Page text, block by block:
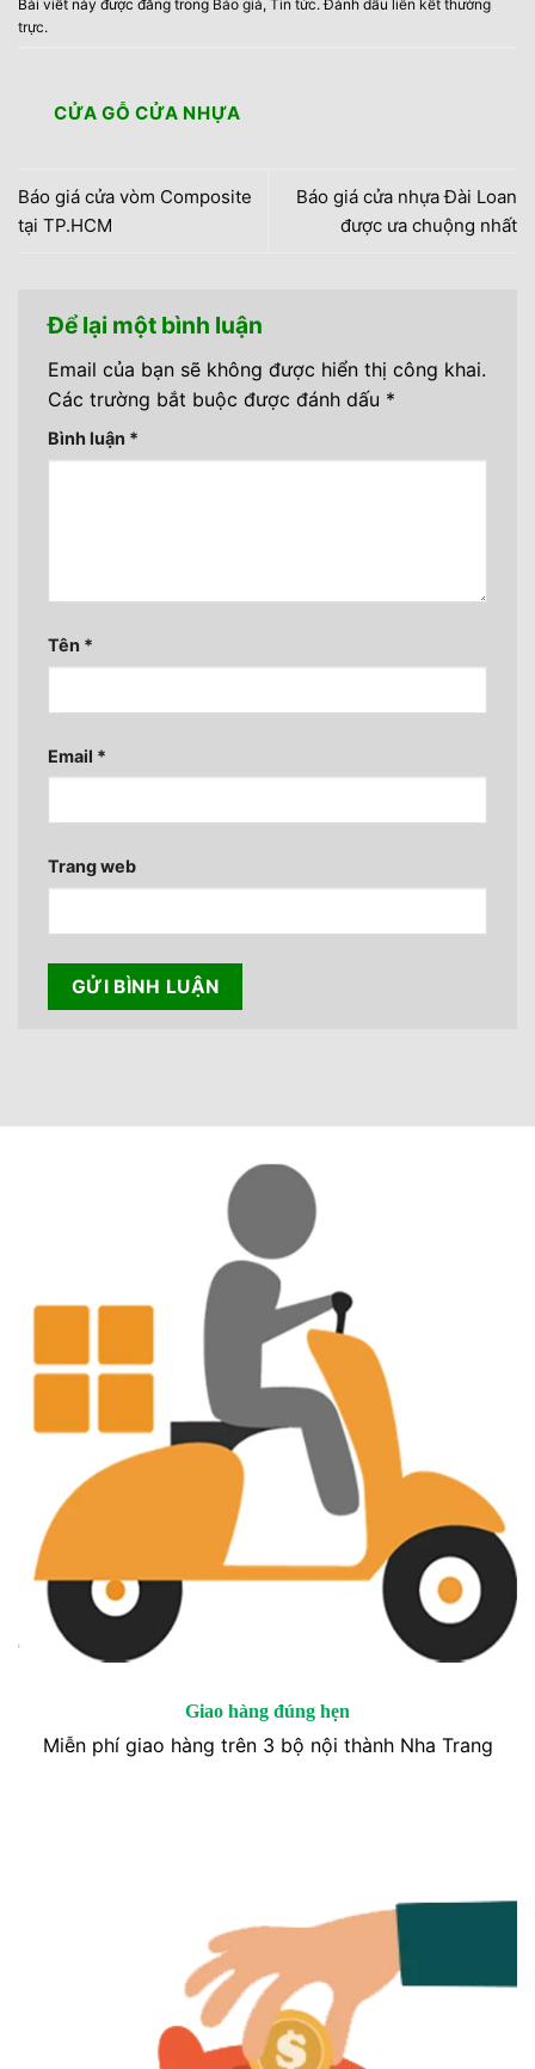
Bài viết này được đăng trong Báo giá, Tin tức. Đánh dấu liên kết thường
trực.
CỬA GỖ CỬA NHỰA
Báo giá cửa vòm Composite
tại TP.HCM
Báo giá cửa nhựa Đài Loan
được ưa chuộng nhất
Để lại một bình luận
Email của bạn sẽ không được hiển thị công khai.
Các trường bắt buộc được đánh dấu *
Bình luận *
Tên *
Email *
Trang web
Giao hàng đúng hẹn
Miễn phí giao hàng trên 3 bộ nội thành Nha Trang